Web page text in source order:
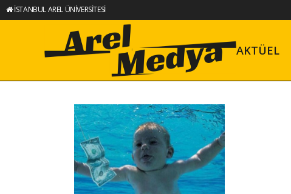
İSTANBUL AREL ÜNİVERSİTESİ
AKTÜEL